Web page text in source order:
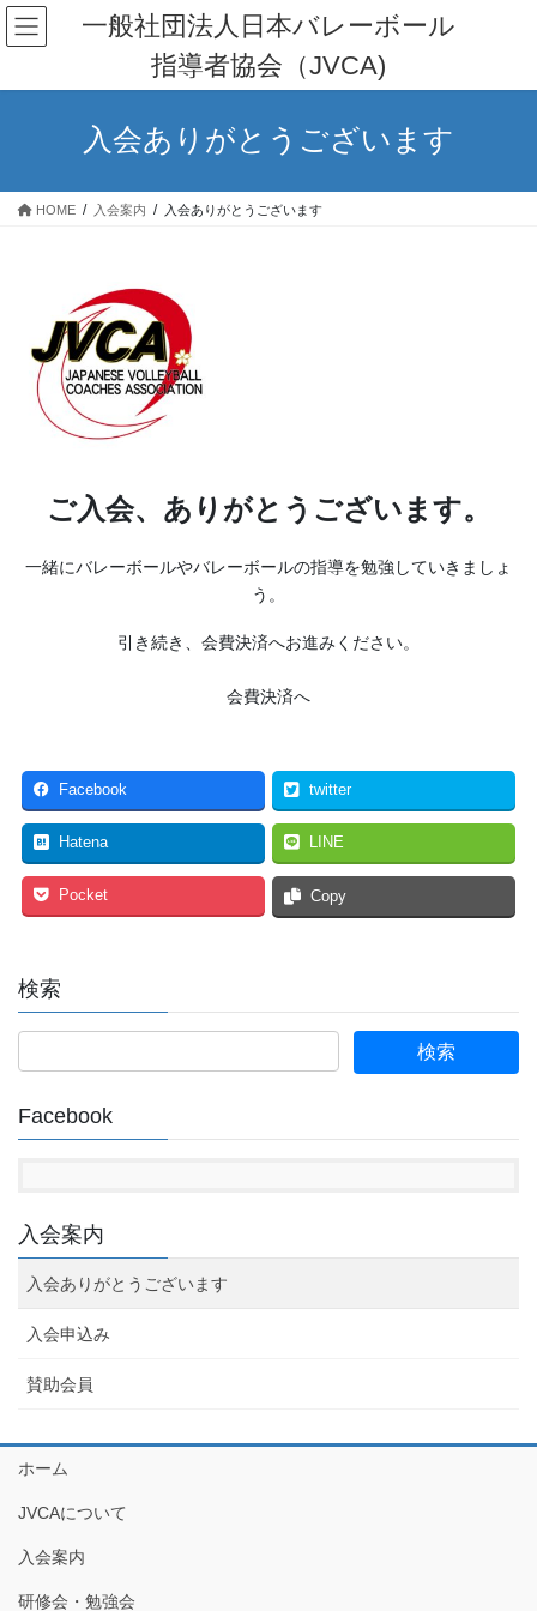
コ
ン
ン
ナ
ビ
ー
一般社団法人日本バレーボール
指導者協会（JVCA)
入会ありがとうございます
HOME 入会案内 入会ありがとうございます
ご入会、ありがとうございます。
一緒にバレーボールやバレーボールの指導を勉強していきましょ
う。
引き続き、会費決済へお進みください。
会費決済へ
Facebook twitter
Hatena LINE
Pocket Copy
検索
Facebook
入会案内
入会ありがとうございます
入会申込み
賛助会員
ホーム
JVCAについて
入会案内
研修会・勉強会